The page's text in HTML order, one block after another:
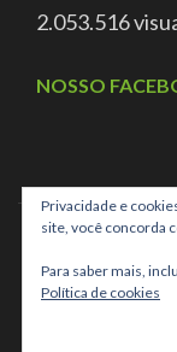
2.053.516
NOSSO
CNPJ:
DOS
Privacidade e
site, você concorda
Para saber mais,
Política de cookies